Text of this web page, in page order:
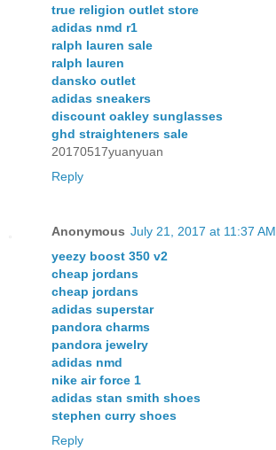
true religion outlet store
adidas nmd r1
ralph lauren sale
ralph lauren
dansko outlet
adidas sneakers
discount oakley sunglasses
ghd straighteners sale
20170517yuanyuan
Reply
Anonymous July 21, 2017 at 11:37 AM
yeezy boost 350 v2
cheap jordans
cheap jordans
adidas superstar
pandora charms
pandora jewelry
adidas nmd
nike air force 1
adidas stan smith shoes
stephen curry shoes
Reply